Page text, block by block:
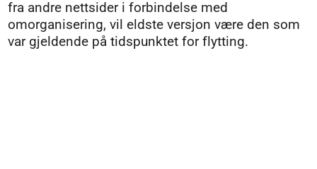
fra andre nettsider i forbindelse med
omorganisering, vil eldste versjon være den som
var gjeldende på tidspunktet for flytting.